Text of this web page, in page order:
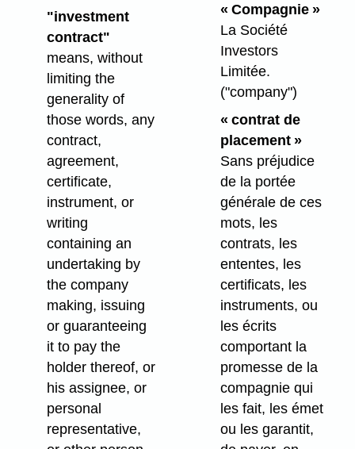
"investment
contract"
means, without
limiting the
generality of
those words, any
contract,
agreement,
certificate,
instrument, or
writing
containing an
undertaking by
the company
making, issuing
or guaranteeing
it to pay the
holder thereof, or
his assignee, or
personal
representative,
« Compagnie »
La Société
Investors
Limitée.
("company")
« contrat de
placement »
Sans préjudice
de la portée
générale de ces
mots, les
contrats, les
ententes, les
certificats, les
instruments, ou
les écrits
comportant la
promesse de la
compagnie qui
les fait, les émet
ou les garantit,